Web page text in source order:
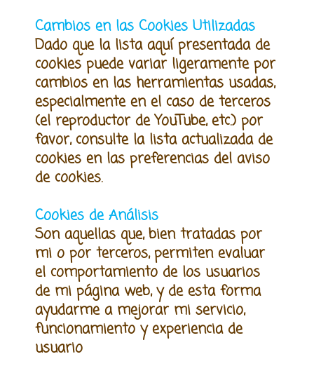
Cambios en las Cookies Utilizadas
Dado que la lista aquí presentada de
cookies puede variar ligeramente por
cambios en las herramientas usadas,
especialmente en el caso de terceros
(el reproductor de YouTube, etc.) por
favor, consulte la lista actualizada de
cookies en las preferencias del aviso
de cookies.
Cookies de Análisis
Son aquellas que, bien tratadas por
mi o por terceros, permiten evaluar
el comportamiento delos usuarios
de mi página web, y de esta forma
ayudarme a mejorar mi servicio,
funcionamiento y experiencia de
usuario